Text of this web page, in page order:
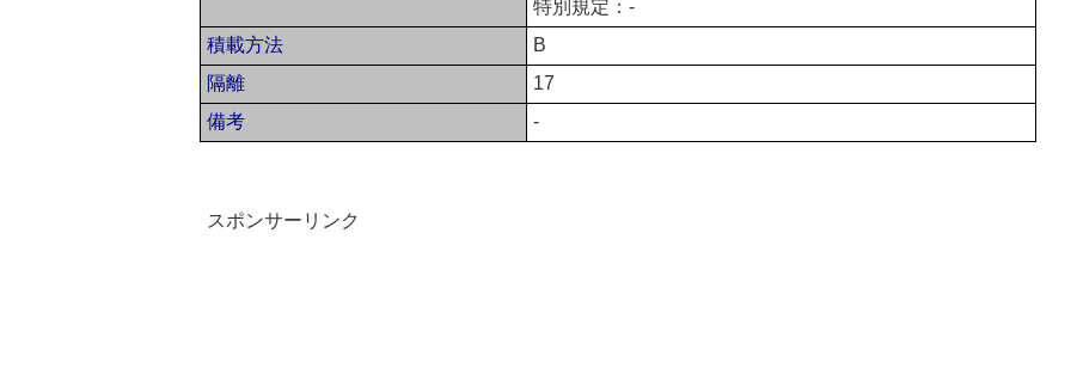
特別規定：-
積載方法
B
隔離
17
備考
-
スポンサーリンク